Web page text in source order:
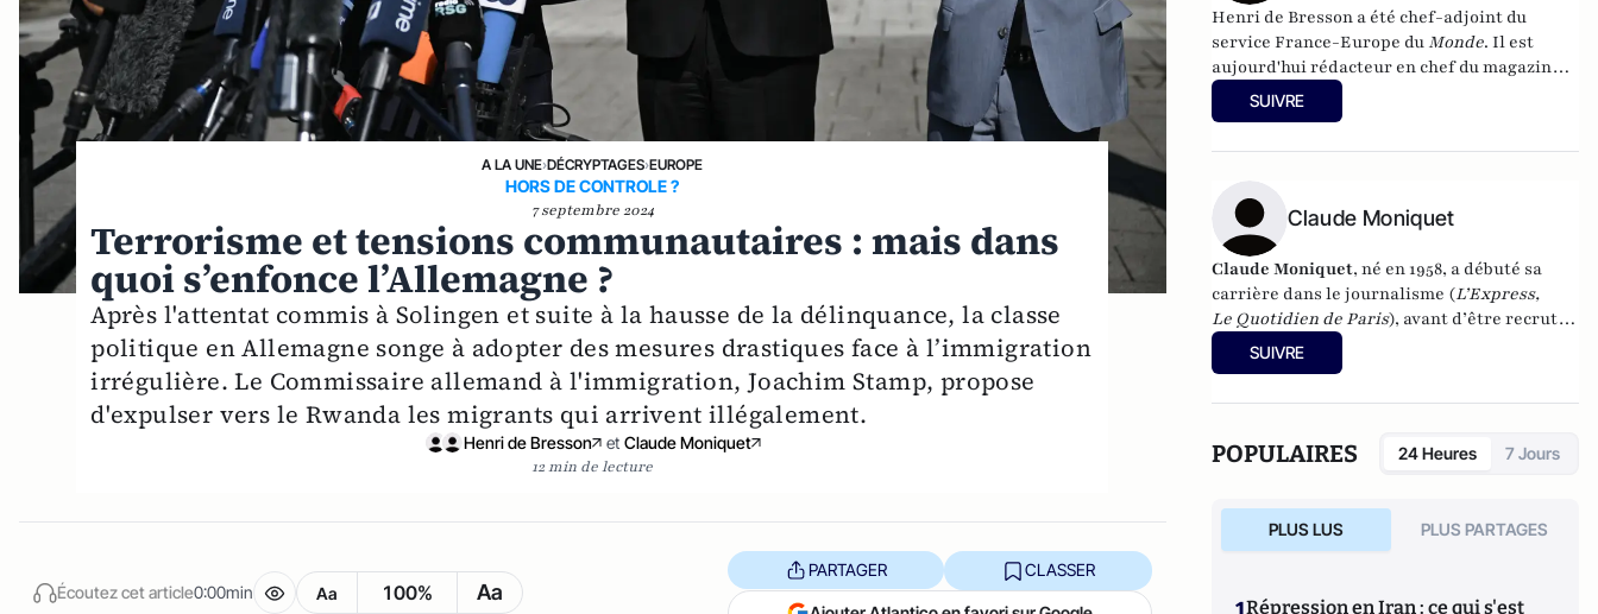
A LA UNE›DÉCRYPTAGES›EUROPE
HORS DE CONTROLE ?
7 septembre 2024
Terrorisme et tensions communautaires : mais dans
quoi s’enfonce l’Allemagne ?
Après l'attentat commis à Solingen et suite à la hausse de la délinquance, la classe
politique en Allemagne songe à adopter des mesures drastiques face à l’immigration
irrégulière. Le Commissaire allemand à l'immigration, Joachim Stamp, propose
d'expulser vers le Rwanda les migrants qui arrivent illégalement.
Henri de Bresson et Claude Moniquet
12 min de lecture
Écoutez cet article0:00min Aa 100% Aa
PARTAGER CLASSER
Henri de Bresson a été chef-adjoint du
service France-Europe du Monde. Il est
aujourd'hui rédacteur en chef dumagazine
Paris-Berlin
SUIVRE
Claude Moniquet
Claude Moniquet, né en 1958, a débuté sa
carrière dans le journalisme (L’Express,
Le Quotidien de Paris), avant d’être recruté
par la Dgse pour devenir "agent de terrain"
clandestin. Il exerce ainsi sous cette
années Eltsine, dans la Yougoslavie en
guerre, au Moyen-Orient ou encore en
société privée de renseignement et de
sûreté : l’European Strategic Intelligence
consultant spécial de CNN pour le
SUIVRE
POPULAIRES 24 Heures 7 Jours
PLUS LUS PLUS PARTAGES
Répression en Iran : ce qui s'est